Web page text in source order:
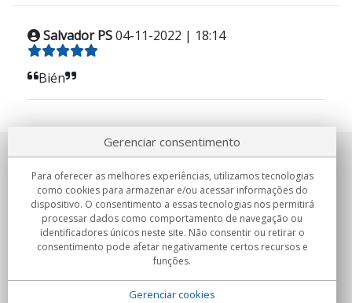
Salvador PS04-11-2022 | 18:14
Bién
Sobre nosotros
Compromissos
Compras
Gerenciar consentimento
Para oferecer as melhores experiências, utilizamos tecnologias
como cookies para armazenar e/ou acessar informações do
dispositivo. O consentimento a essas tecnologias nos permitirá
processar dados como comportamento de navegação ou
identificadores únicos neste site. Não consentir ou retirar o
consentimento pode afetar negativamente certos recursos e
funções.
Gerenciar cookies